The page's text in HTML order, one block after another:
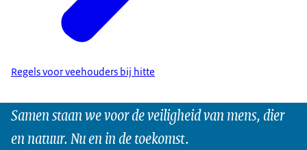
Regels voor veehouders bij hitte
Samen staan we voor de veiligheid van mens, dier
en natuur. Nu en in de toekomst.